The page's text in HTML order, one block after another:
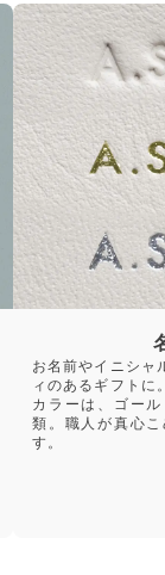
お名前やイニシャ
ィのあるギフトに
カラーは、ゴー
類。職人が真心
す。